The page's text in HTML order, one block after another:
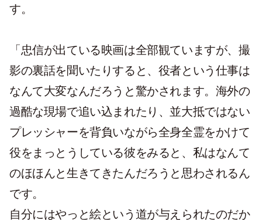
す。
「忠信が出ている映画は全部観ていますが、撮
影の裏話を聞いたりすると、役者という仕事は
なんて大変なんだろうと驚かされます。海外の
過酷な現場で追い込まれたり、並大抵ではない
プレッシャーを背負いながら全身全霊をかけて
役をまっとうしている彼をみると、私はなんて
のほほんと生きてきたんだろうと思わされるん
です。
自分にはやっと絵という道が与えられたのだか